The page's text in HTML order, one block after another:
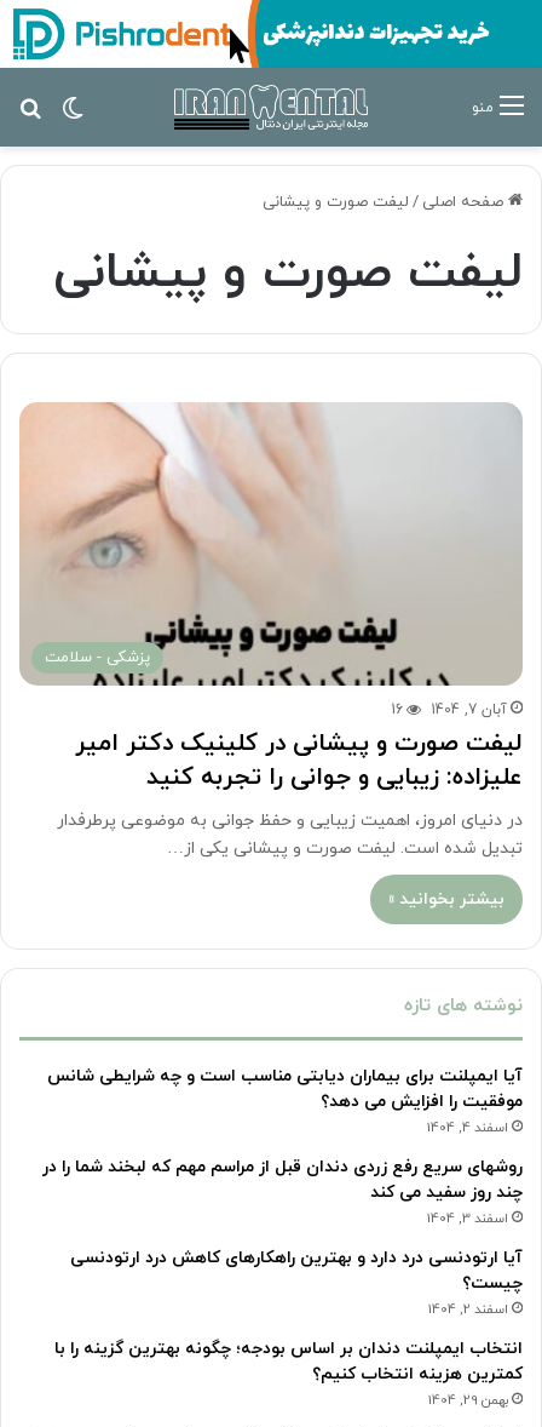
تغییر منو
صفحه اصلی / لیفت صورت و پیشانی
لیفت صورت و پیشانی
پزشکی - سلامت
آبان 7, 1404 16
لیفت صورت و پیشانی در کلینیک دکتر امیر
علیزاده: زیبایی و جوانی را تجربه کنید
در دنیای امروز، اهمیت زیبایی و حفظ جوانی به موضوعی پرطرفدار
تبدیل شده است. لیفت صورت و پیشانی یکی از…
بیشتر بخوانید »
نوشته های تازه
آیا ایمپلنت برای بیماران دیابتی مناسب است و چه شرایطی شانس
موفقیت را افزایش می دهد؟
اسفند 4, 1404
روشهای سریع رفع زردی دندان قبل از مراسم مهم که لبخند شما را در
چند روز سفید می کند
اسفند 3, 1404
آیا ارتودنسی درد دارد و بهترین راهکارهای کاهش درد ارتودنسی
چیست؟
اسفند 2, 1404
انتخاب ایمپلنت دندان بر اساس بودجه؛ چگونه بهترین گزینه را با
کمترین هزینه انتخاب کنیم؟
بهمن 29, 1404